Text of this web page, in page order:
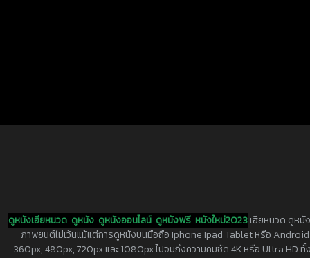
ดูหนังเฮียหนวด ดูหนัง ดูหนังออนไลน์ ดูหนังฟรี หนังใหม่2023เฮียหนวด ดูหนั
ภาพยนต์ไม่เว้นแม้แต่การดูหนังบนมือถือ Iphone Ipad Tablet หรือ
360px, 480px, 720px และ 1080px ไปจนถึงความคมชัด 4K หรือ Ultra HD